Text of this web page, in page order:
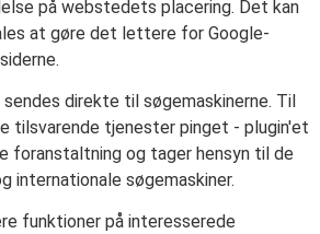
på webstedets placering. Det kan
at gøre det lettere for Google-
direkte til søgemaskinerne. Til
tilsvarende tjenester pinget - plugin'et
foranstaltning og tager hensyn til de
internationale søgemaskiner.
funktioner på interesserede